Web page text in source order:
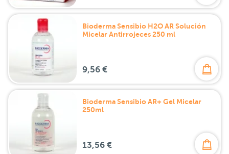
Bioderma Sensibio H2O AR Solución
Micelar Antirrojeces 250 ml
9,56 €
Bioderma Sensibio AR+ Gel Micelar
250ml
13,56 €